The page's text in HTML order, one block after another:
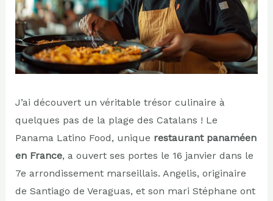
J’ai découvert un véritable trésor culinaire à
quelques pas de la plage des Catalans ! Le
Panama Latino Food, unique restaurant panaméen
en France, a ouvert ses portes le 16 janvier dans le
7e arrondissement marseillais. Angelis, originaire
de Santiago de Veraguas, et son mari Stéphane ont